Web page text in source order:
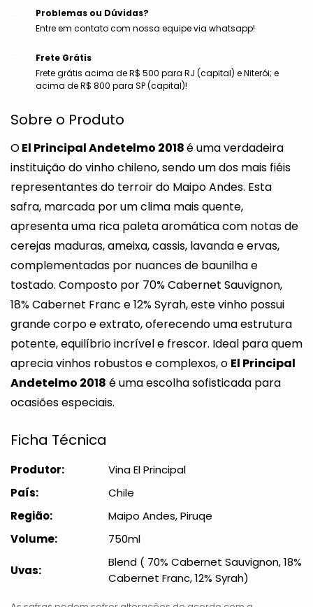
Problemas ou Dúvidas?
Entre em contato com nossa equipe via whatsapp!
Frete Grátis
Frete grátis acima de R$ 500 para RJ (capital) e Niterói; e
acima de R$ 800 para SP (capital)!
Sobre o Produto
OEl Principal Andetelmo 2018é uma verdadeira
instituição do vinho chileno, sendo um dos mais fiéis
representantes do terroir do Maipo Andes. Esta
safra, marcada por um clima mais quente,
apresenta uma rica paleta aromática com notas de
cerejas maduras, ameixa, cassis, lavanda e ervas,
complementadas por nuances de baunilha e
tostado. Composto por 70% Cabernet Sauvignon,
18% Cabernet Franc e 12% Syrah, este vinho possui
grande corpo e extrato, oferecendo uma estrutura
potente, equilíbrio incrível e frescor. Ideal para quem
aprecia vinhos robustos e complexos, o El Principal
Andetelmo 2018 é uma escolha sofisticada para
ocasiões especiais.
Ficha Técnica
Produtor:
Vina El Principal
País:
Chile
Região:
Maipo Andes, Piruqe
Volume:
750ml
Uvas:
Blend ( 70% Cabernet Sauvignon, 18%
Cabernet Franc, 12% Syrah)